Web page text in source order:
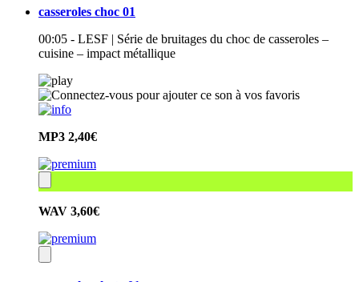
casseroles choc 01
00:05 - LESF | Série de bruitages du choc de casseroles –
cuisine – impact métallique
MP3 2,40€
WAV 3,60€